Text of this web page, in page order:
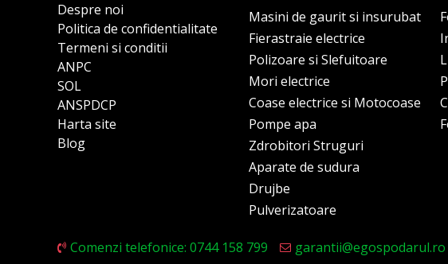
Despre noi
Politica de confidentialitate
Termeni si conditii
ANPC
SOL
ANSPDCP
Harta site
Blog
Masini de gaurit si insurubat
Fierastraie electrice
Polizoare si Slefuitoare
Mori electrice
Coase electrice si Motocoase
Pompe apa
Zdrobitori Struguri
Aparate de sudura
Drujbe
Pulverizatoare
Comenzi telefonice: 0744 158 799 garantii@egospodarul.ro